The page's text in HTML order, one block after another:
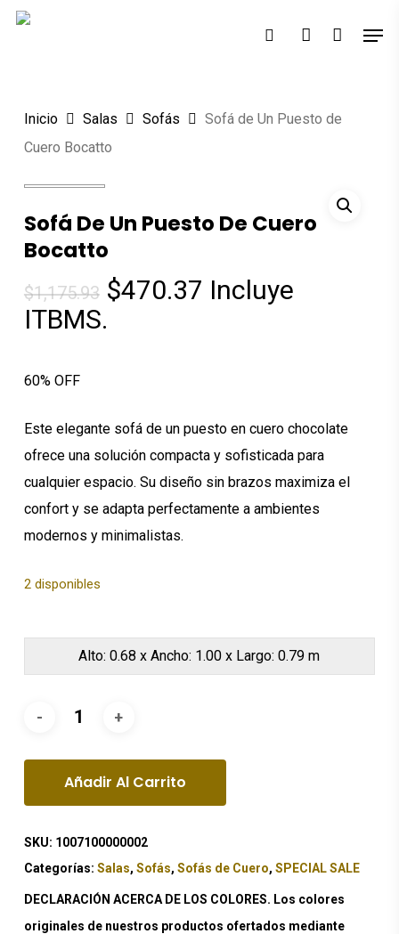
Skip
searchaccount
Inicio Salas Sofás
Sofá de Un Puesto de
Cuero Bocatto
Sofá De Un Puesto De Cuero
Bocatto
$1,175.93 El
$470.37 El
Incluye
ITBMS.
60% OFF
Este elegante sofá de un puesto en cuero chocolate
ofrece una solución compacta y sofisticada para
cualquier espacio. Su diseño sin brazos maximiza el
confort y se adapta perfectamente a ambientes
modernos y minimalistas.
2 disponibles
Alto: 0.68 x Ancho: 1.00 x Largo: 0.79 m
Añadir Al Carrito
SKU: 1007100000002
Categorías: Salas, Sofás, Sofás de Cuero, SPECIAL SALE
DECLARACIÓN ACERCA DE LOS COLORES. Los colores
originales de nuestros productos ofertados mediante